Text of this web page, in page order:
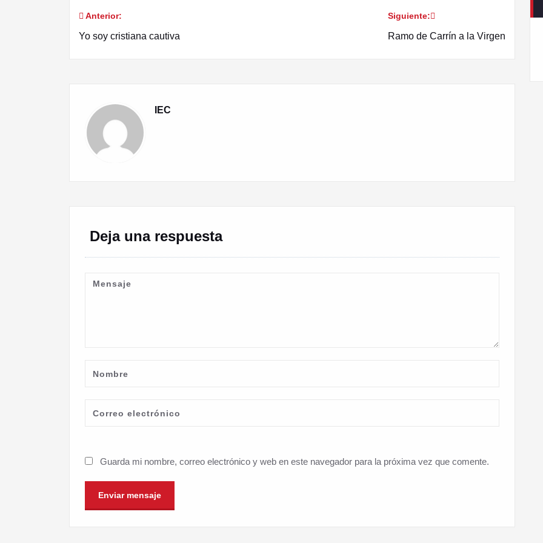
Navegación
Anterior:
Yo soy cristiana cautiva
Siguiente:
Ramo de Carrín a la Virgen
IEC
Deja una respuesta
Guarda mi nombre, correo electrónico y web en este navegador para la próxima vez que comente.